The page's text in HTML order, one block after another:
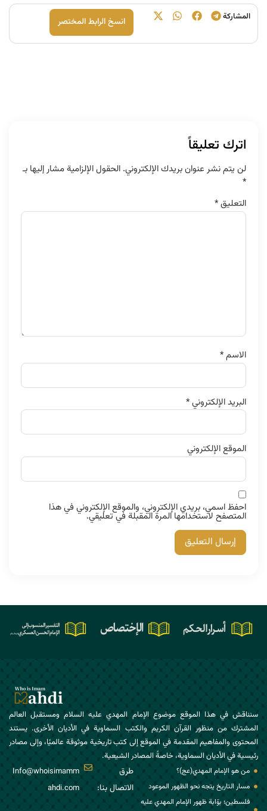
المشارکة انسخ الرابط المختصر
اترك تعليقاً
لن يتم نشر عنوان بريدك الإلكتروني. الحقول الإلزامية مشار إليها بـ
*
التعليق*
الاسم*
البريد الإلكتروني*
الموقع الإلكتروني
احفظ اسمي، بريدي الإلكتروني، والموقع الإلكتروني في هذا
المتصفح لاستخدامها المرة المقبلة في تعليقي.
سنناقش في هذا الموقع موضوع الإمام المهدي عليه السلام ومستقبل العالم
المشترك من منظور القرآن الكريم والكتب السماوية في الأديان الأخرى. يستند
المحتوى والمفاهيم المقدمة في الموقع إلى كتب تاريخية موثوقة عالميًا، وإلى مصادر
رئيسية في الأديان السماوية، خاصةً المصادر الشيعية.
من هو الإمام المهدي(عج)؟
مسار التاريخ يتجه نحو الظهور الموعود
فلسطين؛ بوّابة ظهور الإمام المهدي عليه
طرق
الاتصال بنا:
Info@whoisimamm
ahdi.com